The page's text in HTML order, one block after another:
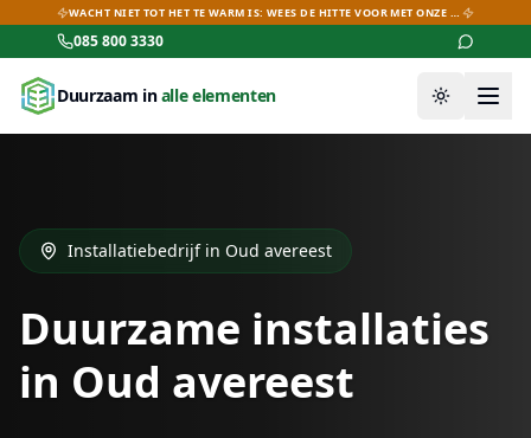
WACHT NIET TOT HET TE WARM IS: WEES DE HITTE VOOR MET ONZE AIRCO-DEALS!
085 800 3330
Duurzaam inalle elementen Thema
Installatiebedrijf in Oud avereest
Duurzame installaties
in Oud avereest